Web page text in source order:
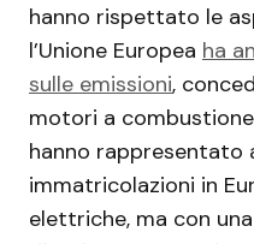
hanno rispettato le
l’Unione Europea ha
sulle emissioni,
motori a
hanno rappresentato
immatricolazioni in
elettriche, ma con